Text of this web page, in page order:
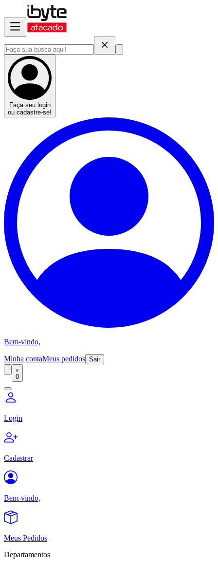
Faça seu login
ou cadastre-se!
Bem-vindo,
Minha contaMeus pedidos Sair
0
Login
Cadastrar
Bem-vindo,
Meus Pedidos
Departamentos